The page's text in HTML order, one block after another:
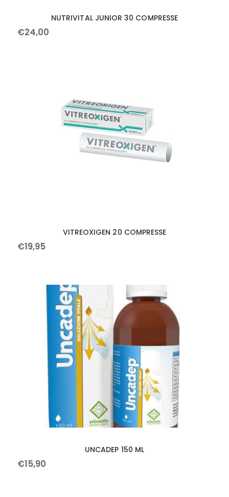
NUTRIVITAL JUNIOR 30 COMPRESSE
€24,00
VITREOXIGEN 20 COMPRESSE
€19,95
UNCADEP 150 ML
€15,90